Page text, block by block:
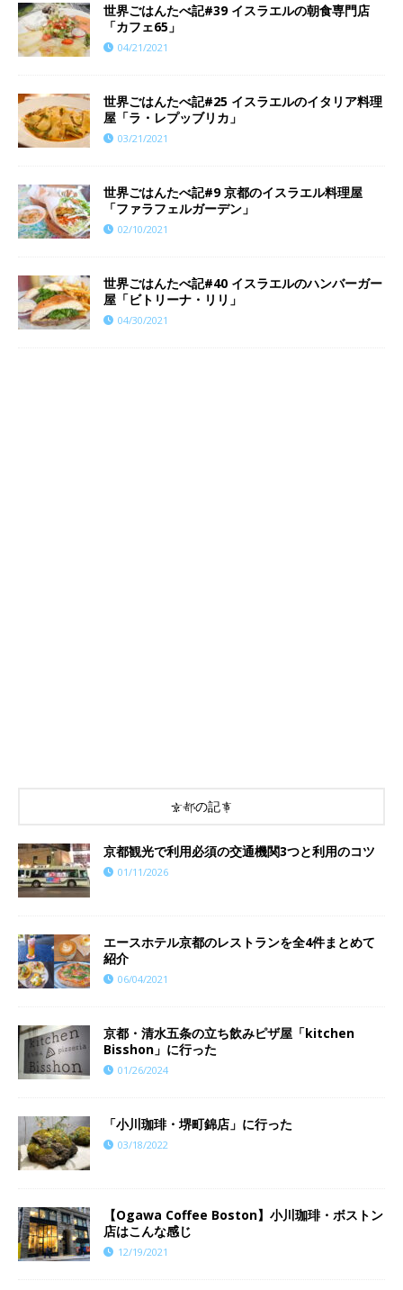
世界ごはんたべ記#39 イスラエルの朝食専門店
「カフェ65」
04/21/2021
世界ごはんたべ記#25 イスラエルのイタリア料理
屋「ラ・レプッブリカ」
03/21/2021
世界ごはんたべ記#9 京都のイスラエル料理屋
「ファラフェルガーデン」
02/10/2021
世界ごはんたべ記#40 イスラエルのハンバーガー
屋「ビトリーナ・リリ」
04/30/2021
京都の記事
京都観光で利用必須の交通機関3つと利用のコツ
01/11/2026
エースホテル京都のレストランを全4件まとめて
紹介
06/04/2021
京都・清水五条の立ち飲みピザ屋「kitchen
Bisshon」に行った
01/26/2024
「小川珈琲・堺町錦店」に行った
03/18/2022
【Ogawa Coffee Boston】小川珈琲・ボストン
店はこんな感じ
12/19/2021